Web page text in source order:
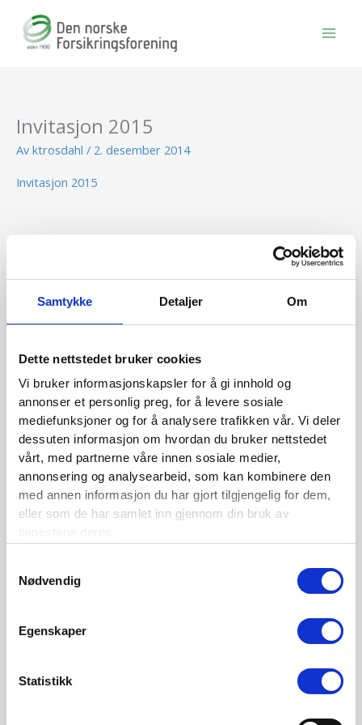
Samtykke Detaljer Om
Dette nettstedet bruker cookies
Vi bruker informasjonskapsler for å gi innhold og
annonser et personlig preg, for å levere sosiale
mediefunksjoner og for å analysere trafikken vår. Vi deler
dessuten informasjon om hvordan du bruker nettstedet
vårt, med partnerne våre innen sosiale medier,
annonsering og analysearbeid, som kan kombinere den
med annen informasjon du har gjort tilgjengelig for dem,
eller som de har samlet inn gjennom din bruk av
tjenestene deres.
Nødvendig
Egenskaper
Statistikk
Invitasjon 2015
Av ktrosdahl / 2. desember 2014
Invitasjon 2015
BLI MEDLEM
Se medlemsfordeler og bli medlem her
Siste nytt
Nordisk Forsikringstidsskrift nr. 1/2026
Nominer din kandidat til Forsikringsprisen 2025
Nordisk Forsikringstidsskrift nr. 1/2025
Nordisk Forsikringstidsskrift nr. 4/2024
Nordisk Forsikringstidsskrift nr. 3/2024
Nordisk Forsikringstidsskrift nr. 1/2024
Kontaktinformasjon